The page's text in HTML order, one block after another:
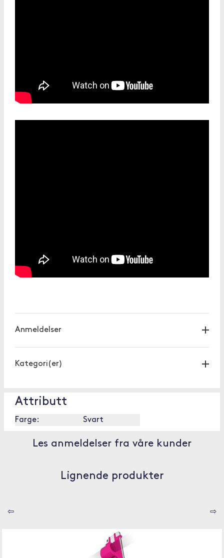
Anmeldelser
Kategori(er)
Attributt
Farge: Svart
Les anmeldelser fra våre kunder
Lignende produkter
⇦ ⇨